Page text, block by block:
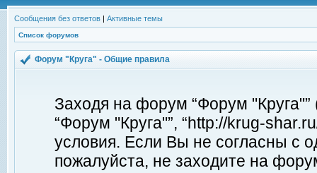
Сообщения без ответов | Активные темы
Список форумов
Форум "Круга" - Общие правила
Заходя на форум “Форум
“Форум "Круга"”, “http://krug-
условия. Если Вы не согласны с
пожалуйста, не заходите на